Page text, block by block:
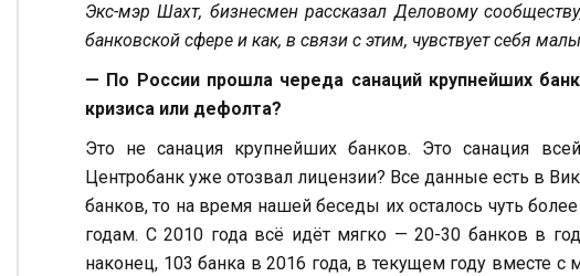
Экс-мэр Шахт, бизнесмен рассказал Деловому
банковской сфере и как, в связи с этим, чувствует себя
— По России прошла череда санаций крупнейших
кризиса или дефолта?
Это не санация крупнейших банков. Это санация
Центробанк уже отозвал лицензии? Все данные есть в
банков, то на время нашей беседы их осталось чуть
годам. C 2010 года всё идёт мягко — 20-30 банков в
наконец, 103 банка в 2016 года, в текущем году вместе